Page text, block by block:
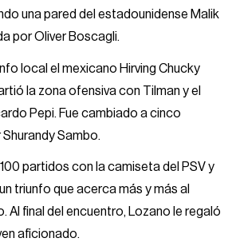
una pared del estadounidense Malik
por Oliver Boscagli.
local el mexicano Hirving Chucky
la zona ofensiva con Tilman y el
Pepi. Fue cambiado a cinco
Sambo.
partidos con la camiseta del PSV y
triunfo que acerca más y más al
Al final del encuentro, Lozano le regaló
aficionado.